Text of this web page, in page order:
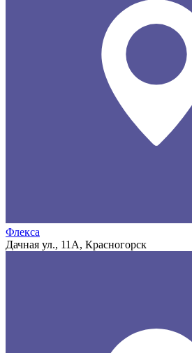
Флекса
Дачная ул., 11А, Красногорск